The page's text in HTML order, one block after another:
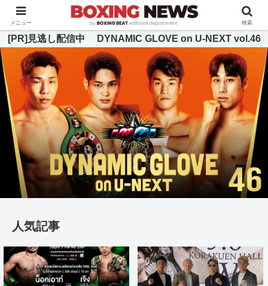
BOXING BEAT [ボクシング・ビート] 公式サイト
[PR]見逃し配信中 DYNAMIC GLOVE on U-NEXT vol.46
人気記事
メニュー 検索